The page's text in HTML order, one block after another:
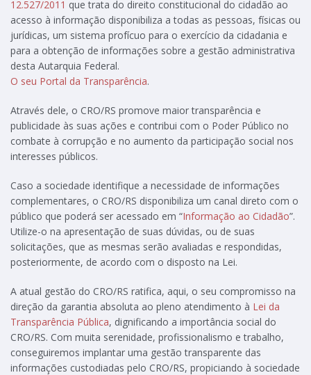
12.527/2011 que trata do direito constitucional do cidadão ao
acesso à informação disponibiliza a todas as pessoas, físicas ou
jurídicas, um sistema profícuo para o exercício da cidadania e
para a obtenção de informações sobre a gestão administrativa
desta Autarquia Federal.
O seu Portal da Transparência.
Através dele, o CRO/RS promove maior transparência e
publicidade às suas ações e contribui com o Poder Público no
combate à corrupção e no aumento da participação social nos
interesses públicos.
Caso a sociedade identifique a necessidade de informações
complementares, o CRO/RS disponibiliza um canal direto com o
público que poderá ser acessado em “Informação ao Cidadão”.
Utilize-o na apresentação de suas dúvidas, ou de suas
solicitações, que as mesmas serão avaliadas e respondidas,
posteriormente, de acordo com o disposto na Lei.
A atual gestão do CRO/RS ratifica, aqui, o seu compromisso na
direção da garantia absoluta ao pleno atendimento à Lei da
Transparência Pública, dignificando a importância social do
CRO/RS. Com muita serenidade, profissionalismo e trabalho,
conseguiremos implantar uma gestão transparente das
informações custodiadas pelo CRO/RS, propiciando à sociedade